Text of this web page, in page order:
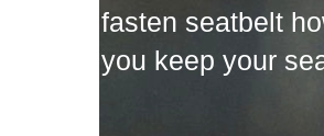
fasten seatbelt
you keep your